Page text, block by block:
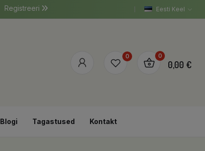
Eesti Keel
Registreeri
0 0
0,00 €
Blogi Tagastused Kontakt